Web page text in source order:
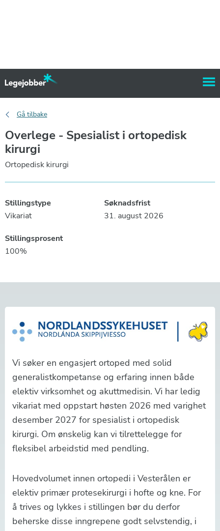
Gå tilbake
Overlege - Spesialist i ortopedisk
kirurgi
Ortopedisk kirurgi
Stillingstype
Vikariat
Søknadsfrist
31. august 2026
Stillingsprosent
100%
Vi søker en engasjert ortoped med solid
generalistkompetanse og erfaring innen både
elektiv virksomhet og akuttmedisin. Vi har ledig
vikariat med oppstart høsten 2026 med varighet
desember 2027 for spesialist i ortopedisk
kirurgi. Om ønskelig kan vi tilrettelegge for
fleksibel arbeidstid med pendling.
Hovedvolumet innen ortopedi i Vesterålen er
elektiv primær protesekirurgi i hofte og kne. For
å trives og lykkes i stillingen bør du derfor
beherske disse inngrepene godt selvstendig, i